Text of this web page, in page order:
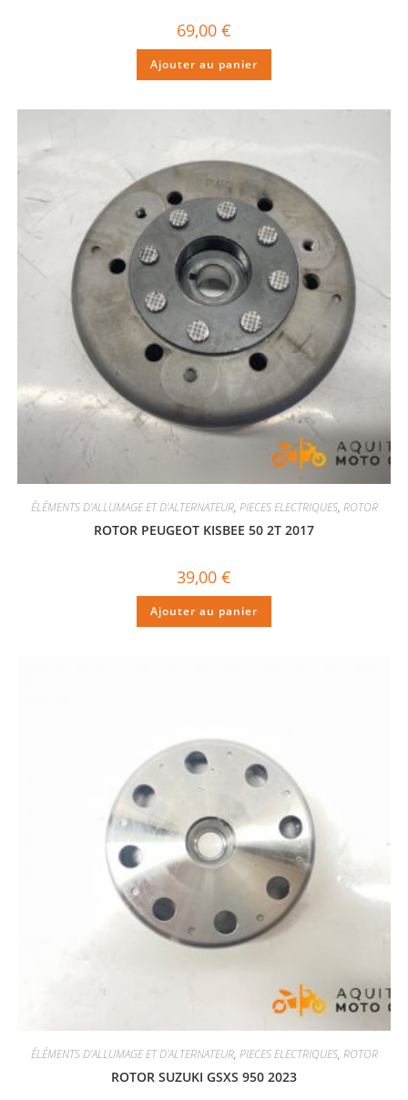
69,00 €
Ajouter au panier
ÉLÉMENTS D'ALLUMAGE ET D'ALTERNATEUR, PIECES ELECTRIQUES, ROTOR
ROTOR PEUGEOT KISBEE 50 2T 2017
39,00 €
Ajouter au panier
ÉLÉMENTS D'ALLUMAGE ET D'ALTERNATEUR, PIECES ELECTRIQUES, ROTOR
ROTOR SUZUKI GSXS 950 2023